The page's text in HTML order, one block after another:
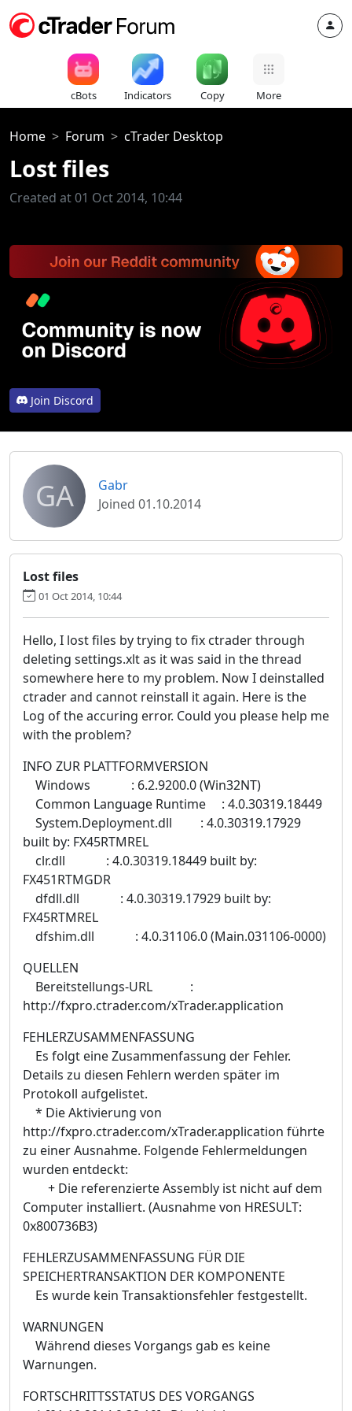
cBots Indicators Copy More
Home Forum cTrader Desktop
Lost files
Created at 01 Oct 2014, 10:44
Join Discord
GA
Gabr
Joined 01.10.2014
Lost files
01 Oct 2014, 10:44
Hello, I lost files by trying to fix ctrader through
deleting settings.xlt as it was said in the thread
somewhere here to my problem. Now I deinstalled
ctrader and cannot reinstall it again. Here is the
Log of the accuring error. Could you please help me
with the problem?
INFO ZUR PLATTFORMVERSION
Windows : 6.2.9200.0 (Win32NT)
Common Language Runtime : 4.0.30319.18449
System.Deployment.dll : 4.0.30319.17929
built by: FX45RTMREL
clr.dll : 4.0.30319.18449 built by:
FX451RTMGDR
dfdll.dll : 4.0.30319.17929 built by:
FX45RTMREL
dfshim.dll : 4.0.31106.0 (Main.031106-0000)
QUELLEN
Bereitstellungs-URL :
http://fxpro.ctrader.com/xTrader.application
FEHLERZUSAMMENFASSUNG
Es folgt eine Zusammenfassung der Fehler.
Details zu diesen Fehlern werden später im
Protokoll aufgelistet.
* Die Aktivierung von
http://fxpro.ctrader.com/xTrader.application führte
zu einer Ausnahme. Folgende Fehlermeldungen
wurden entdeckt:
+ Die referenzierte Assembly ist nicht auf dem
Computer installiert. (Ausnahme von HRESULT:
0x800736B3)
FEHLERZUSAMMENFASSUNG FÜR DIE
SPEICHERTRANSAKTION DER KOMPONENTE
Es wurde kein Transaktionsfehler festgestellt.
WARNUNGEN
Während dieses Vorgangs gab es keine
Warnungen.
FORTSCHRITTSSTATUS DES VORGANGS